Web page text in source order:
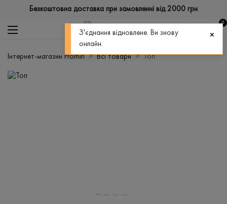
Безкоштовна доставка при замовленні від 2000 грн
0
Інтернет-магазин Promin Всі товари Топ
З'єднання відновлене. Ви знову
онлайн.